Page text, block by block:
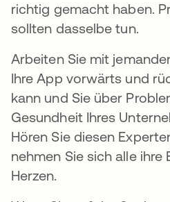
richtig gemacht haben.
sollten dasselbe tun.
Arbeiten Sie mit
Ihre App vorwärts und
kann und Sie über
Gesundheit Ihres
Hören Sie diesen
nehmen Sie sich alle ihre
Herzen.